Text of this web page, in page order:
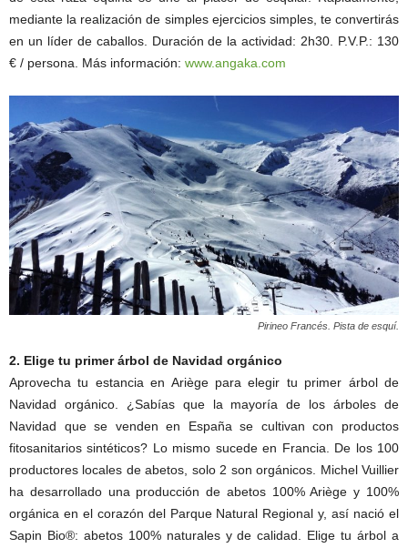
mediante la realización de simples ejercicios simples, te convertirás
en un líder de caballos. Duración de la actividad: 2h30. P.V.P.: 130
€ / persona. Más información: www.angaka.com
Pirineo Francés. Pista de esquí.
2. Elige tu primer árbol de Navidad orgánico
Aprovecha tu estancia en Ariège para elegir tu primer árbol de
Navidad orgánico. ¿Sabías que la mayoría de los árboles de
Navidad que se venden en España se cultivan con productos
fitosanitarios sintéticos? Lo mismo sucede en Francia. De los 100
productores locales de abetos, solo 2 son orgánicos. Michel Vuillier
ha desarrollado una producción de abetos 100% Ariège y 100%
orgánica en el corazón del Parque Natural Regional y, así nació el
Sapin Bio®: abetos 100% naturales y de calidad. Elige tu árbol a